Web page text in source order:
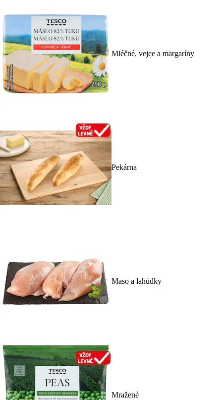
Mléčné, vejce a margaríny
Pekárna
Maso a lahůdky
Mražené